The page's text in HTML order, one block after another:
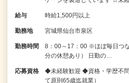
給与 時給1,500円以上
勤務地 宮城県仙台市泉区
勤務時間
8：00～17：00 ※ほぼ毎日つ
分の休憩あり） 日勤の…
応募資格
◆未経験歓迎 ◆資格・学歴不
て原則65歳迄就業）